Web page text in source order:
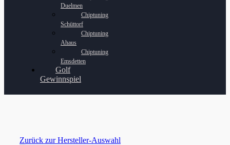
Duelmen
Chiptuning
Schüttorf
Chiptuning
Ahaus
Chiptuning
Emsdetten
Golf
Gewinnspiel
Zurück zur Hersteller-Auswahl